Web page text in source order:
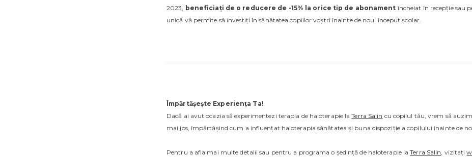
2023, beneficiați de o reducere de -15% la orice tip de abonament încheiat în recepție sau
unică vă permite să investiți în sănătatea copiilor voștri înainte de noul început școlar.
Împărtășește Experiența Ta!
Dacă ai avut ocazia să experimentezi terapia de haloterapie la Terra Salin cu copilul tău, vrem să
mai jos, împărtășind cum a influențat haloterapia sănătatea și buna dispoziție a copilului înainte de
Pentru a afla mai multe detalii sau pentru a programa o ședință de haloterapie la Terra Salin, vizitați